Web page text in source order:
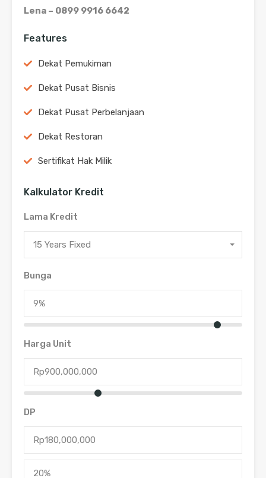
Lena – 0899 9916 6642
Features
Dekat Pemukiman
Dekat Pusat Bisnis
Dekat Pusat Perbelanjaan
Dekat Restoran
Sertifikat Hak Milik
Kalkulator Kredit
Lama Kredit
15 Years Fixed
Bunga
Harga Unit
DP